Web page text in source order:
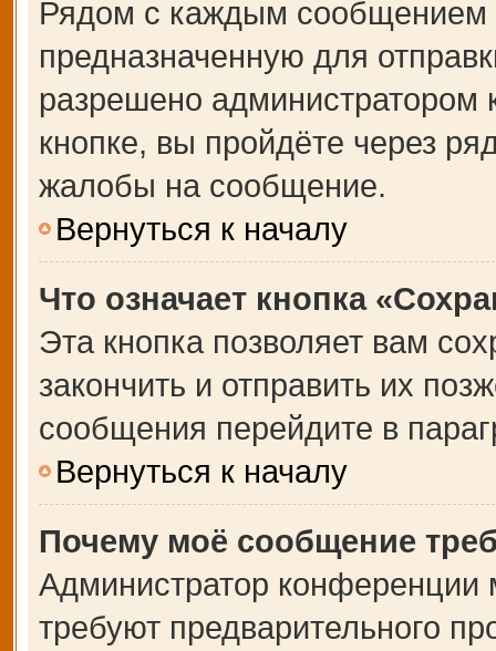
Рядом с каждым сообщением
предназначенную для
разрешено
кнопке, вы пройдёте через
жалобы на сообщение.
Вернуться к началу
Что означает кнопка
Эта кнопка позволяет вам
закончить и отправить их
сообщения перейдите в
Вернуться к началу
Почему моё сообщение
Администратор
требуют предварительного